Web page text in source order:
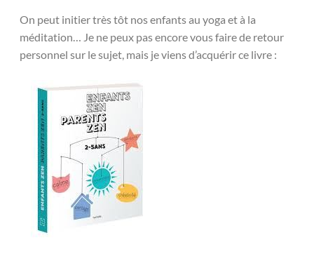
On peut initier très tôt nos enfants au yoga et à la
méditation… Je ne peux pas encore vous faire de retour
personnel sur le sujet, mais je viens d’acquérir ce livre :